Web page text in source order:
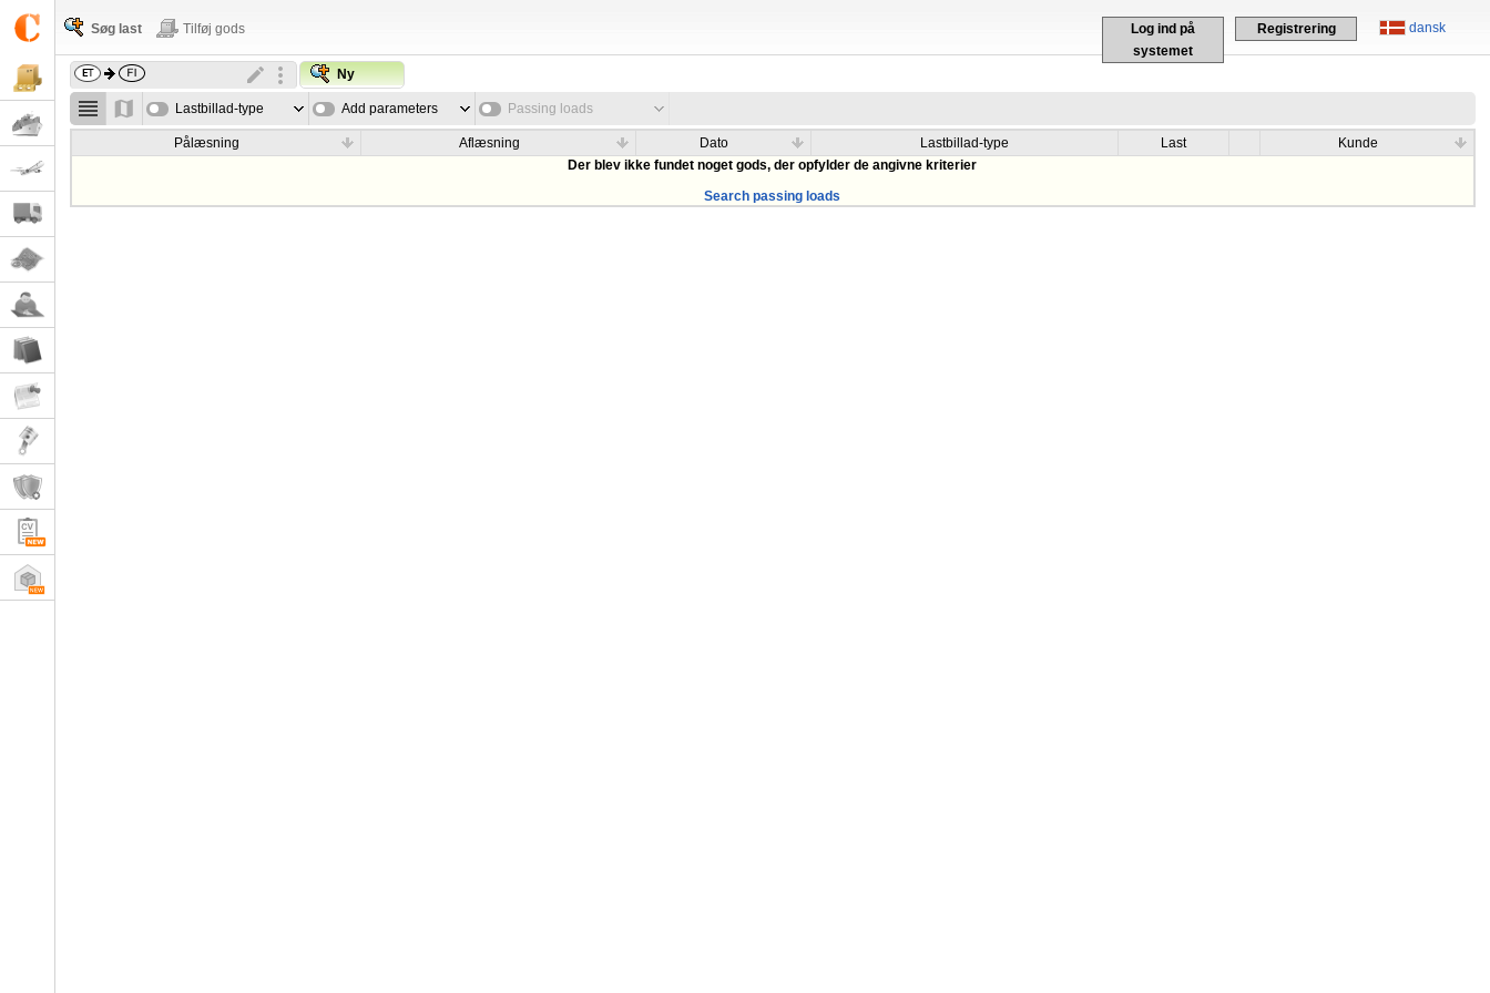
dansk
Log ind på
systemet
Registrering
Søg last Tilføj gods
Ny
Lastbillad-type Add parameters Passing loads
Pålæsning Aflæsning Dato Lastbillad-type Last
Kunde
Der blev ikke fundet noget gods, der opfylder de angivne kriterier
Search passing loads